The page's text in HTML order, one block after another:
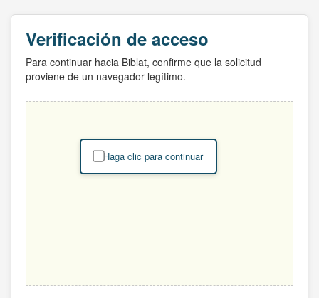
Verificación de acceso
Para continuar hacia Biblat, confirme que la solicitud
proviene de un navegador legítimo.
Haga clic para continuar